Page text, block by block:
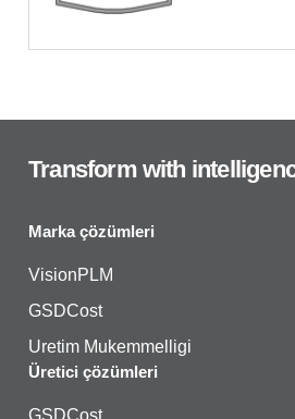
Transform with
Marka çözümleri
VisionPLM
GSDCost
Uretim Mukemmelligi
Üretici çözümleri